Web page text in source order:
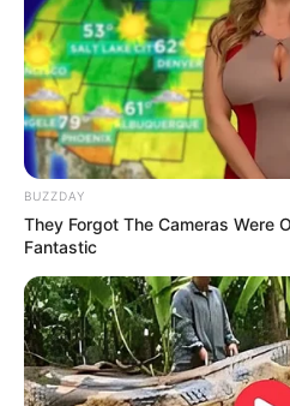
8 Kata Lucu Seputar
Minggu ala Jomblo yang
Ngenes
BUZZDAY
They Forgot The Cameras Were
Fantastic